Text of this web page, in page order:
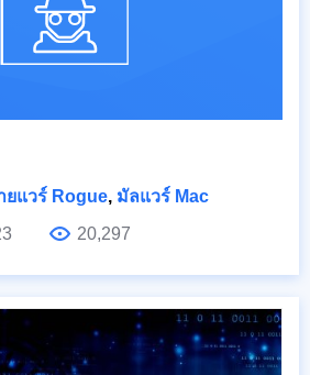
แวร์ Rogue, มัลแวร์ Mac
20,297